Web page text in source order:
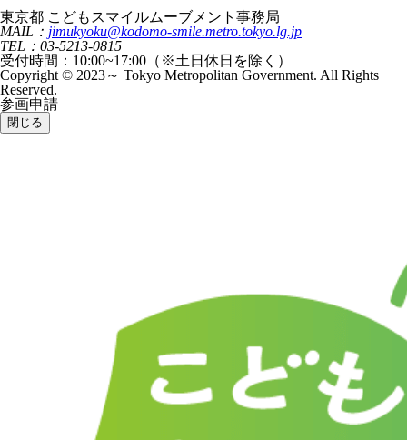
東京都 こどもスマイルムーブメント事務局
MAIL： jimukyoku@kodomo-smile.metro.tokyo.lg.jp
TEL：03-5213-0815
受付時間：10:00~17:00（※土日休日を除く）
Copyright © 2023～ Tokyo Metropolitan Government. All Rights
Reserved.
参画申請
閉じる